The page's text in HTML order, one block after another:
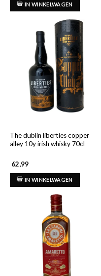
IN WINKELWAGEN
The dublin liberties copper
alley 10y irish whisky 70cl
62,99
IN WINKELWAGEN